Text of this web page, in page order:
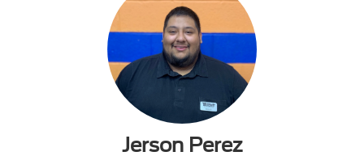
Jerson Perez